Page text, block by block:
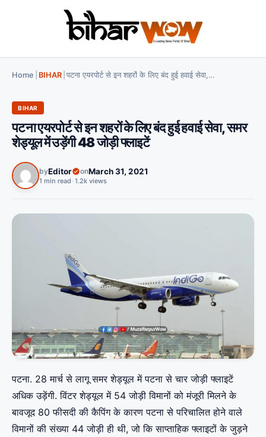
Home BIHAR पटना एयरपोर्ट से इन शहरों के लिए बंद हुई हवाई सेवा, समर शेड्यूल में उड़ेंगी 48 जोड़ी फ्लाइटें
BIHAR
पटना एयरपोर्ट से इन शहरों के लिए बंद हुई हवाई सेवा, समर
शेड्यूल में उड़ेंगी 48 जोड़ी फ्लाइटें
byEditor onMarch 31, 2021
1 min read 1.2k views
पटना. 28 मार्च से लागू समर शेड्यूल में पटना से चार जोड़ी फ्लाइटें
अधिक उड़ेंगी. विंटर शेड्यूल में 54 जोड़ी विमानों को मंजूरी मिलने के
बावजूद 80 फीसदी की कैपिंग के कारण पटना से परिचालित होने वाले
विमानों की संख्या 44 जोड़ी ही थी, जो कि साप्ताहिक फ्लाइटों के जुड़ने